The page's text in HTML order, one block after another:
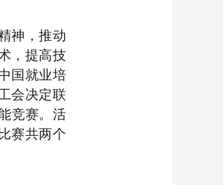
神，推动
，提高技
国就业培
会决定联
竞赛。活
赛共两个